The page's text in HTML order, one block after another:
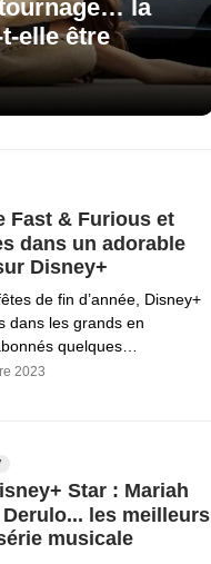
la
elle être
Fast & Furious et
dans un adorable
Disney+
de fin d’année, Disney+
dans les grands en
quelques…
2023
Star : Mariah
les meilleurs
musicale